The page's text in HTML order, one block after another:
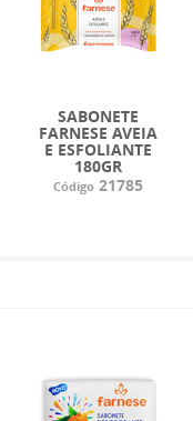
SABONETE
FARNESE AVEIA
E ESFOLIANTE
180GR
Código 21785